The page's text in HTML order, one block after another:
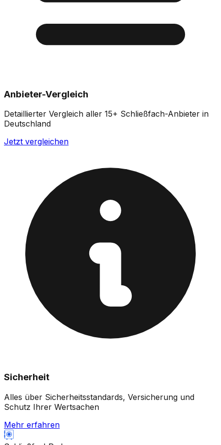
Anbieter-Vergleich
Detaillierter Vergleich aller 15+ Schließfach-Anbieter in
Deutschland
Jetzt vergleichen
Sicherheit
Alles über Sicherheitsstandards, Versicherung und
Schutz Ihrer Wertsachen
Mehr erfahren